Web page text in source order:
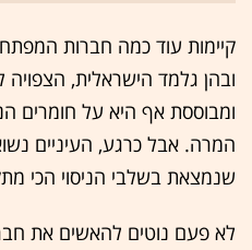
קיימות עוד כמה חברות
ובהן גלמד הישראלית,
ומבוססת אף היא על חומרים
המרה. אבל כרגע, העיניים
שנמצאת בשלבי הניסוי הכי
לא פעם נוטים להאשים את